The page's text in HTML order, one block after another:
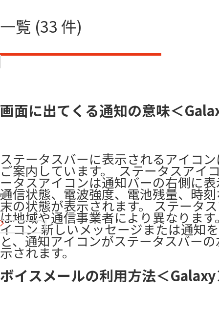
一覧 (33 件)
画面に出てくる通知の意味＜
ステータスバーに表示されるアイコ
ご案内しています。 ​ ステータスアイ
ータスアイコンは通知バーの右側に
通信状態、電波強度、電池残量、時
末の状態が表示されます。 ステータ
は地域や通信事業者により異なります
イコン 新しいメッセージまたは通知
と、通知アイコンがステータスバー
示されます。
4
ボイスメールの利用方法＜